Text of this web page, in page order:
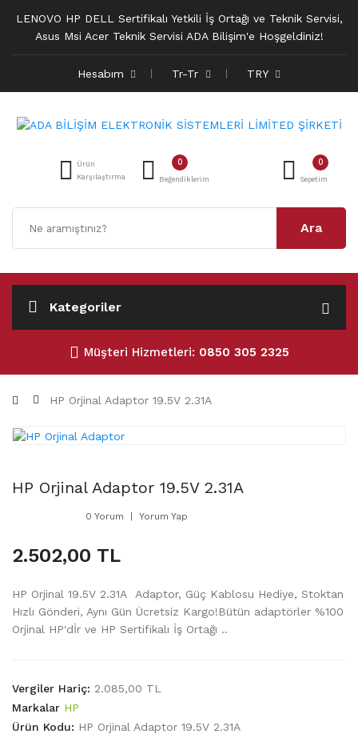
LENOVO HP DELL Sertifikalı Yetkili İş Ortağı ve Teknik Servisi,
Asus Msi Acer Teknik Servisi ADA Bilişim'e Hoşgeldiniz!
Hesabım Tr-Tr TRY
Ürün
Karşılaştırma
Beğendiklerim
0 0
Sepetim
Ara
Kategoriler
Müşteri Hizmetleri: 0850 305 2325
HP Orjinal Adaptor 19.5V 2.31A
HP Orjinal Adaptor 19.5V 2.31A
0 Yorum Yorum Yap
2.502,00 TL
HP Orjinal 19.5V 2.31A Adaptor, Güç Kablosu Hediye, Stoktan
Hızlı Gönderi, Aynı Gün Ücretsiz Kargo!Bütün adaptörler %100
Orjinal HP'dİr ve HP Sertifikalı İş Ortağı ..
Vergiler Hariç: 2.085,00 TL
Markalar HP
Ürün Kodu: HP Orjinal Adaptor 19.5V 2.31A